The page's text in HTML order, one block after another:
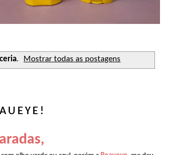
. Mostrar todas as postagens